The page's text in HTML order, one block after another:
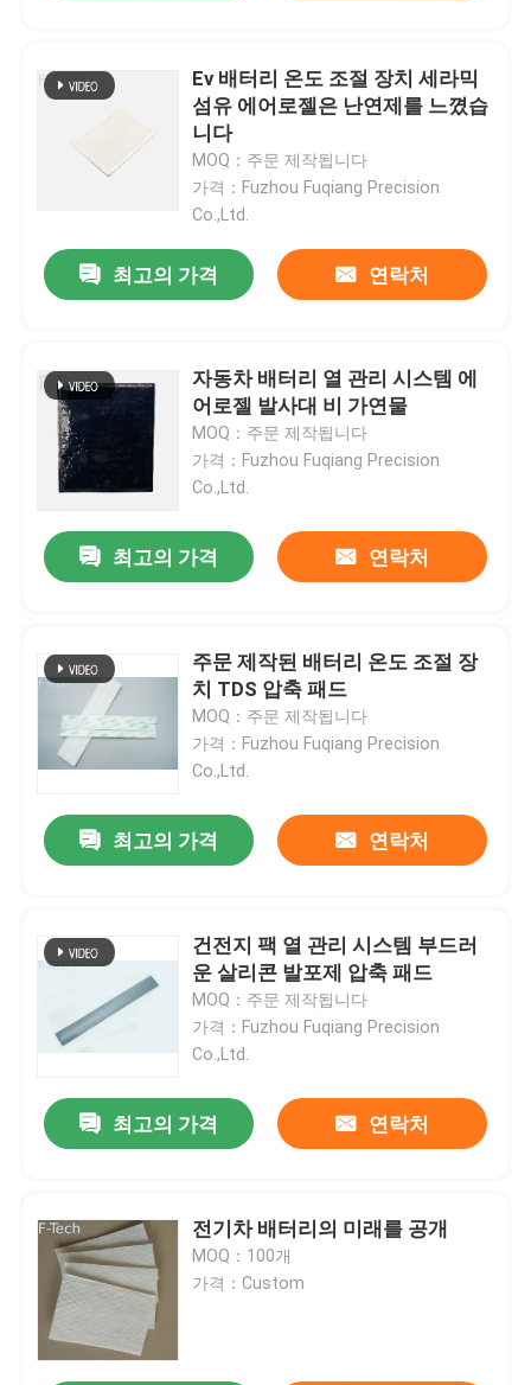
제품
비디오
Ev 배터리 온도 조절 장치 세라믹
섬유 에어로젤은 난연제를 느꼈습
니다
MOQ：주문 제작됩니다
가격：Fuzhou Fuqiang Precision
Co.,Ltd.
최고의 가격 연락처
자동차 배터리 열 관리 시스템 에
어로젤 발사대 비 가연물
MOQ：주문 제작됩니다
가격：Fuzhou Fuqiang Precision
Co.,Ltd.
최고의 가격 연락처
주문 제작된 배터리 온도 조절 장
치 TDS 압축 패드
MOQ：주문 제작됩니다
가격：Fuzhou Fuqiang Precision
Co.,Ltd.
최고의 가격 연락처
건전지 팩 열 관리 시스템 부드러
운 살리콘 발포제 압축 패드
MOQ：주문 제작됩니다
가격：Fuzhou Fuqiang Precision
Co.,Ltd.
최고의 가격 연락처
전기차 배터리의 미래를 공개
MOQ：100개
가격：Custom